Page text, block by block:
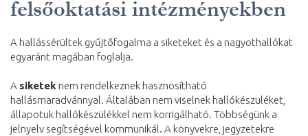
felsőoktatási intézményekben
A hallássérültek gyűjtőfogalma a siketeket és a nagyothallókat
egyaránt magában foglalja.
A siketek nem rendelkeznek hasznosítható
hallásmaradvánnyal. Általában nem viselnek hallókészüléket,
állapotuk hallókészülékkel nem korrigálható. Többségünk a
jelnyelv segítségével kommunikál. A könyvekre, jegyzetekre